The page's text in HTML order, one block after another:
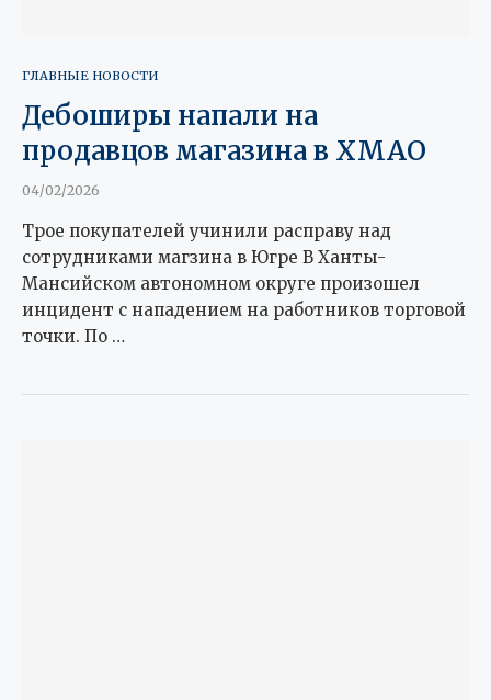
ГЛАВНЫЕ НОВОСТИ
Дебоширы напали на
продавцов магазина в ХМАО
04/02/2026
Трое покупателей учинили расправу над
сотрудниками магзина в Югре В Ханты-
Мансийском автономном округе произошел
инцидент с нападением на работников торговой
точки. По …